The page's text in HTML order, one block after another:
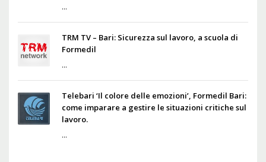
...
TRM TV – Bari: Sicurezza sul lavoro, a scuola di
Formedil
...
Telebari ‘Il colore delle emozioni’, Formedil Bari:
come imparare a gestire le situazioni critiche sul
lavoro.
...